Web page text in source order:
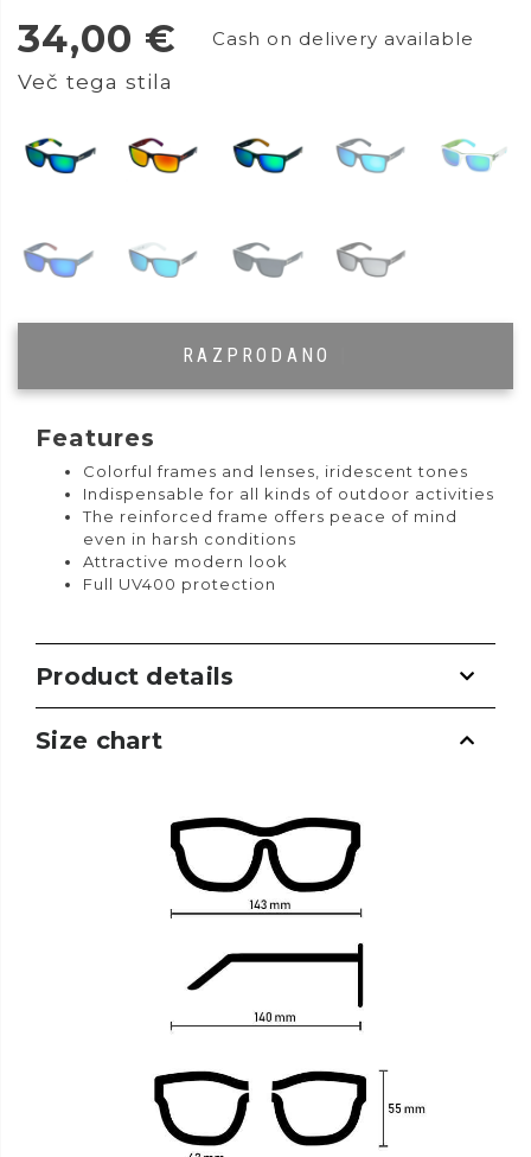
34,00 € Cash on delivery available
Več tega stila
RAZPRODANO
Features
Colorful frames and lenses, iridescent tones
Indispensable for all kinds of outdoor activities
The reinforced frame offers peace of mind
even in harsh conditions
Attractive modern look
Full UV400 protection
Product details
Size chart